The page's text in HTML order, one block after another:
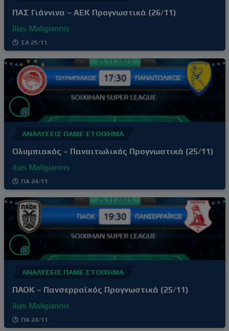
ΠΑΣ Γιάννινα – ΑΕΚ Προγνωστικά (26/11)
Ilias Maligiannis
ΣΑ 25/11
ΑΝΑΛΎΣΕΙΣ ΠΆΜΕ ΣΤΟΊΧΗΜΑ
Ολυμπιακός – Παναιτωλικός Προγνωστικά (25/11)
Ilias Maligiannis
ΠΑ 24/11
ΑΝΑΛΎΣΕΙΣ ΠΆΜΕ ΣΤΟΊΧΗΜΑ
ΠΑΟΚ – Πανσερραϊκός Προγνωστικά (25/11)
Ilias Maligiannis
ΠΑ 24/11